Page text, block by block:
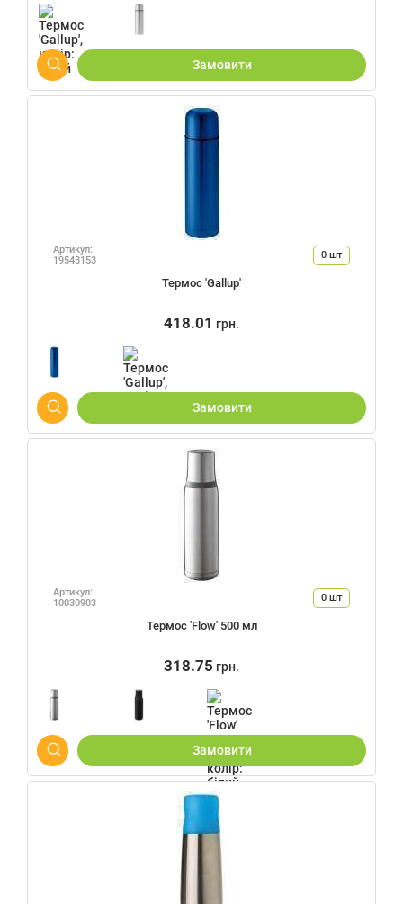
Замовити
Артикул:
19543153
0шт
Термос 'Gallup'
418.01 грн.
Замовити
Артикул:
10030903
0шт
Термос 'Flow' 500 мл
318.75 грн.
Замовити